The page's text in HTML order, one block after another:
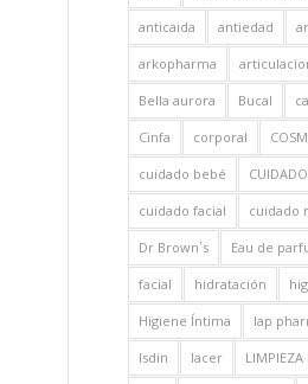
anticaida antiedad
arkopharma
Bella aurora Bucal
Cinfa corporal
cuidado bebé
cuidado facial cuidado
Dr Brown´s Eau de
facial hidratación
Higiene Íntima Iap
Isdin lacer LIMPIEZA